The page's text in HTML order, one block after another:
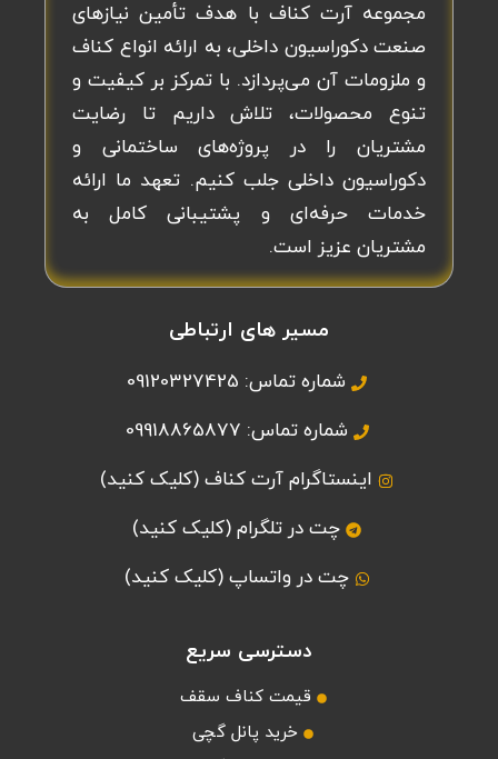
مجموعه آرت کناف با هدف تأمین نیازهای
صنعت دکوراسیون داخلی، به ارائه انواع کناف
و ملزومات آن می‌پردازد. با تمرکز بر کیفیت و
تنوع محصولات، تلاش داریم تا رضایت
مشتریان را در پروژه‌های ساختمانی و
دکوراسیون داخلی جلب کنیم. تعهد ما ارائه
خدمات حرفه‌ای و پشتیبانی کامل به
مشتریان عزیز است.
مسیر های ارتباطی
شماره تماس: 09120327425
شماره تماس: 09918865877
اینستاگرام آرت کناف (کلیک کنید)
چت در تلگرام (کلیک کنید)
چت در واتساپ (کلیک کنید)
دسترسی سریع
قیمت کناف سقف
خرید پانل گچی